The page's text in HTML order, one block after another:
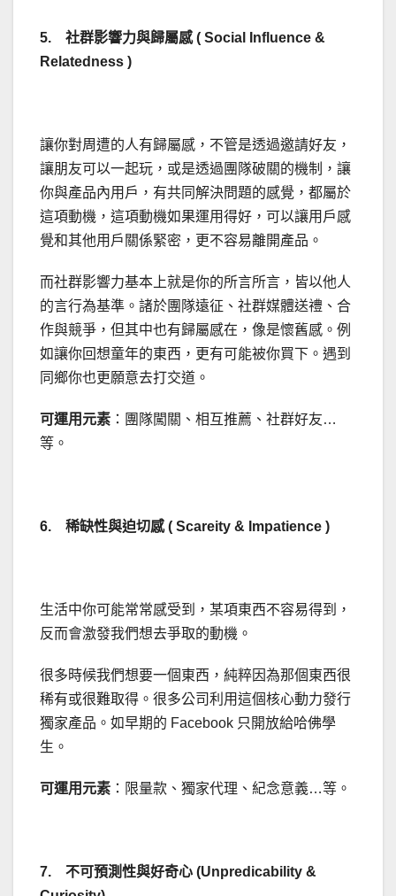
5. 社群影響力與歸屬感 ( Social Influence &
Relatedness )
讓你對周遭的人有歸屬感，不管是透過邀請好友，
讓朋友可以一起玩，或是透過團隊破關的機制，讓
你與產品內用戶，有共同解決問題的感覺，都屬於
這項動機，這項動機如果運用得好，可以讓用戶感
覺和其他用戶關係緊密，更不容易離開產品。
而社群影響力基本上就是你的所言所言，皆以他人
的言行為基準。諸於團隊遠征、社群媒體送禮、合
作與競爭，但其中也有歸屬感在，像是懷舊感。例
如讓你回想童年的東西，更有可能被你買下。遇到
同鄉你也更願意去打交道。
可運用元素 ：團隊闖關、相互推薦、社群好友…
等。
6. 稀缺性與迫切感 ( Scareity & Impatience )
生活中你可能常常感受到，某項東西不容易得到，
反而會激發我們想去爭取的動機。
很多時候我們想要一個東西，純粹因為那個東西很
稀有或很難取得。很多公司利用這個核心動力發行
獨家產品。如早期的 Facebook 只開放給哈佛學
生。
可運用元素 ：限量款、獨家代理、紀念意義…等。
7. 不可預測性與好奇心 (Unpredicability &